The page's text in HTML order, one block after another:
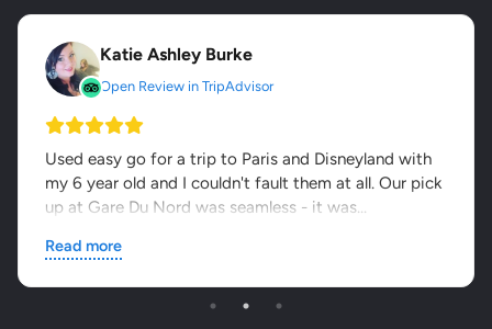
Katie Ashley Burke
Open Review in TripAdvisor
Used easy go for a trip to Paris and Disneyland with
my 6 year old and I couldn't fault them at all. Our pick
up at Gare Du Nord was seamless - it was...
Read more